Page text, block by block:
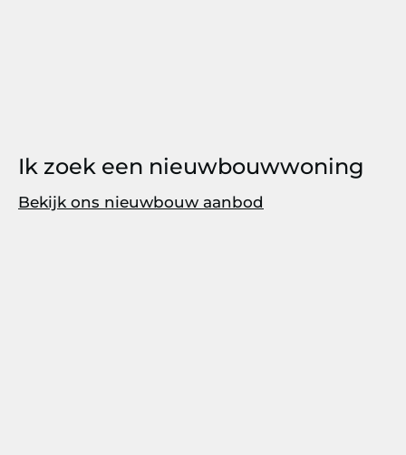
Ik zoek een nieuwbouwwoning
Bekijk ons nieuwbouw aanbod